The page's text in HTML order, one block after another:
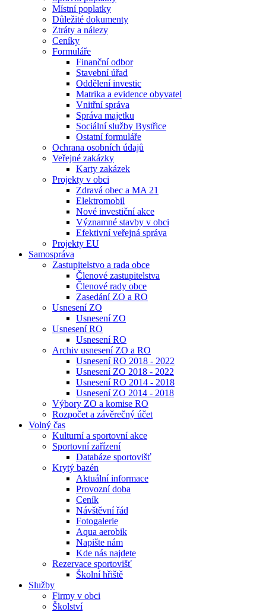
Místní poplatky
Důležité dokumenty
Ztráty a nálezy
Ceníky
Formuláře
Finanční odbor
Stavební úřad
Oddělení investic
Matrika a evidence obyvatel
Vnitřní správa
Správa majetku
Sociální služby Bystřice
Ostatní formuláře
Ochrana osobních údajů
Veřejné zakázky
Karty zakázek
Projekty v obci
Zdravá obec a MA 21
Elektromobil
Nové investiční akce
Významné stavby v obci
Efektivní veřejná správa
Projekty EU
Samospráva
Zastupitelstvo a rada obce
Členové zastupitelstva
Členové rady obce
Zasedání ZO a RO
Usnesení ZO
Usnesení ZO
Usnesení RO
Usnesení RO
Archiv usnesení ZO a RO
Usnesení RO 2018 - 2022
Usnesení ZO 2018 - 2022
Usnesení RO 2014 - 2018
Usnesení ZO 2014 - 2018
Výbory ZO a komise RO
Rozpočet a závěrečný účet
Volný čas
Kulturní a sportovní akce
Sportovní zařízení
Databáze sportovišť
Krytý bazén
Aktuální informace
Provozní doba
Ceník
Návštěvní řád
Fotogalerie
Aqua aerobik
Napište nám
Kde nás najdete
Rezervace sportovišť
Školní hřiště
Služby
Firmy v obci
Školství